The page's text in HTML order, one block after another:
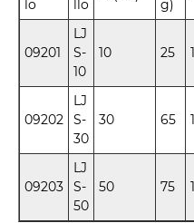
lo
llo
g)
09201
LJ
S-
10
10 25
09202
LJ
S-
30
30 65
09203
LJ
S-
50
50 75